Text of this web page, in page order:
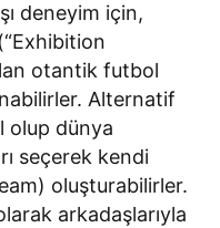
deneyim için,
otantik futbol
Alternatif
olup dünya
seçerek kendi
oluşturabilirler.
arkadaşlarıyla